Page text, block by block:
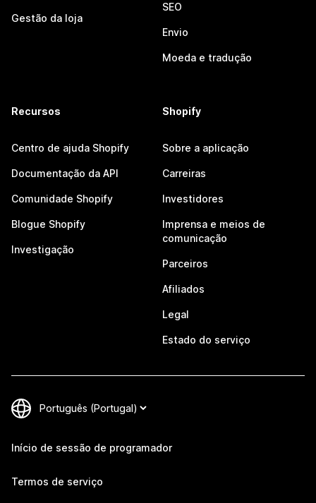
Gestão da loja
SEO
Envio
Moeda e tradução
Recursos
Centro de ajuda Shopify
Documentação da API
Comunidade Shopify
Blogue Shopify
Investigação
Shopify
Sobre a aplicação
Carreiras
Investidores
Imprensa e meios de
comunicação
Parceiros
Afiliados
Legal
Estado do serviço
Início de sessão de programador
Termos de serviço